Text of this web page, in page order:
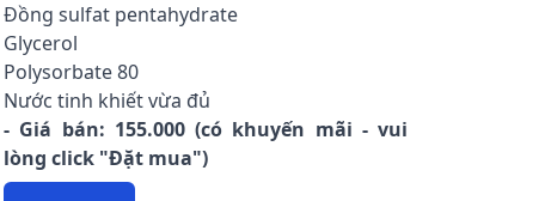
Đồng sulfat pentahydrate
Glycerol
Polysorbate 80
Nước tinh khiết vừa đủ
- Giá bán: 155.000 (có khuyến mãi - vui
lòng click "Đặt mua")